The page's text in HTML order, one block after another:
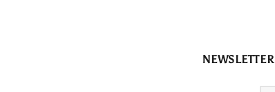
NEWSLETTER